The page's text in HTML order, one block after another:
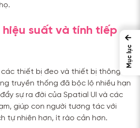
hiệu suất và tính tiếp
các thiết bị đeo và thiết bị thông
truyền thống đã bộc lộ nhiều hạn
sự ra đời của Spatial UI và các
giúp con người tương tác với
tự nhiên hơn, ít rào cản hơn.
←
Mục lục